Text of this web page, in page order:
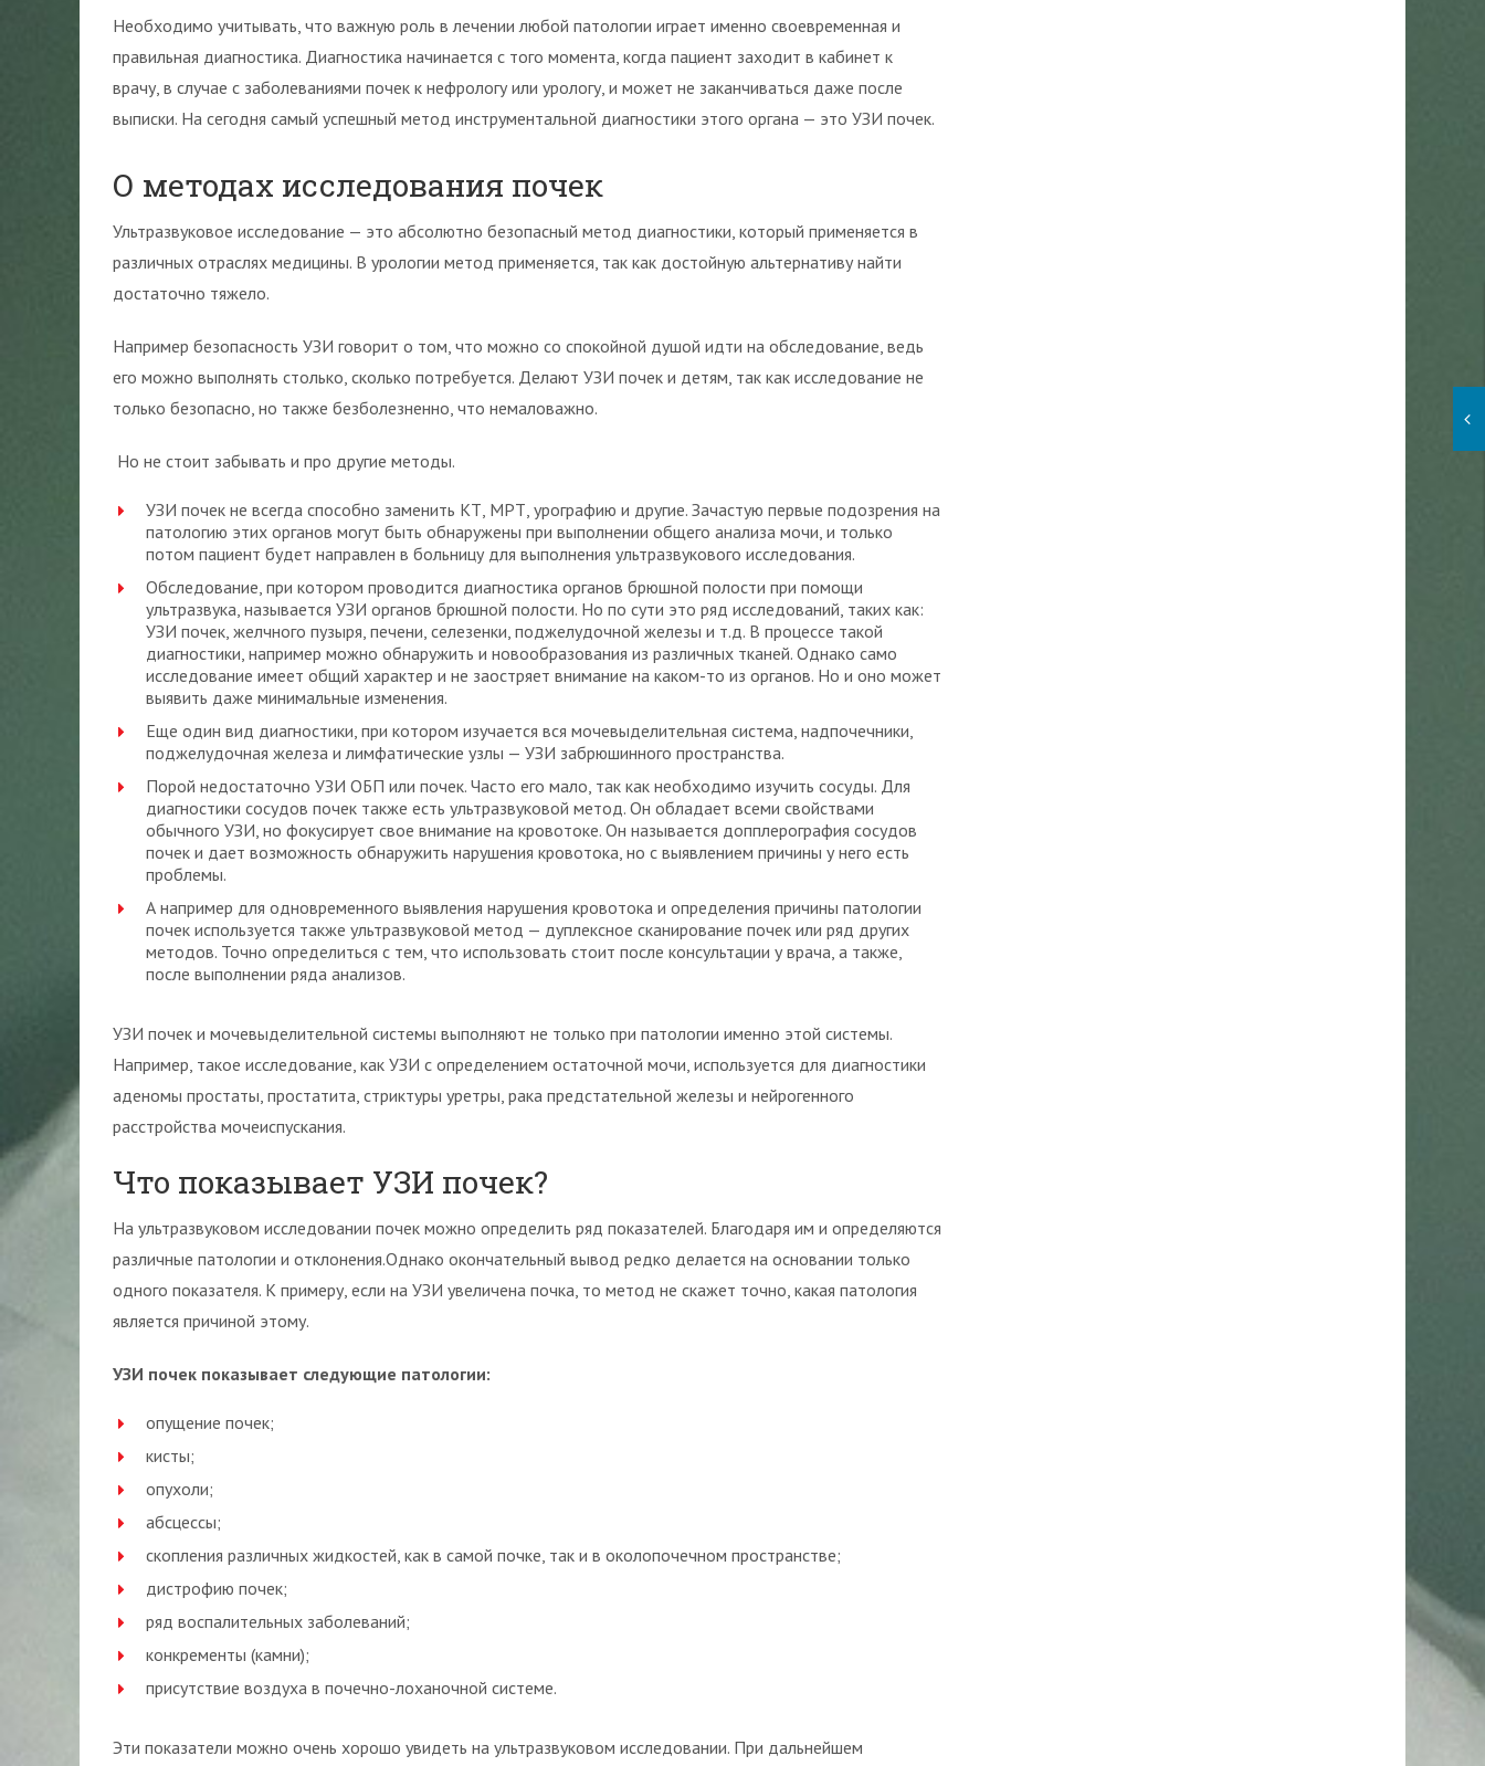
Необходимо учитывать, что важную роль в лечении любой патологии играет именно своевременная и
правильная диагностика. Диагностика начинается с того момента, когда пациент заходит в кабинет к
врачу, в случае с заболеваниями почек к нефрологу или урологу, и может не заканчиваться даже после
выписки. На сегодня самый успешный метод инструментальной диагностики этого органа — это УЗИ почек.
О методах исследования почек
Ультразвуковое исследование — это абсолютно безопасный метод диагностики, который применяется в
различных отраслях медицины. В урологии метод применяется, так как достойную альтернативу найти
достаточно тяжело.
Например безопасность УЗИ говорит о том, что можно со спокойной душой идти на обследование, ведь
его можно выполнять столько, сколько потребуется. Делают УЗИ почек и детям, так как исследование не
только безопасно, но также безболезненно, что немаловажно.
Но не стоит забывать и про другие методы.
УЗИ почек не всегда способно заменить КТ, МРТ, урографию и другие. Зачастую первые подозрения на
патологию этих органов могут быть обнаружены при выполнении общего анализа мочи, и только
потом пациент будет направлен в больницу для выполнения ультразвукового исследования.
Обследование, при котором проводится диагностика органов брюшной полости при помощи
ультразвука, называется УЗИ органов брюшной полости. Но по сути это ряд исследований, таких как:
УЗИ почек, желчного пузыря, печени, селезенки, поджелудочной железы и т.д. В процессе такой
диагностики, например можно обнаружить и новообразования из различных тканей. Однако само
исследование имеет общий характер и не заостряет внимание на каком-то из органов. Но и оно может
выявить даже минимальные изменения.
Еще один вид диагностики, при котором изучается вся мочевыделительная система, надпочечники,
поджелудочная железа и лимфатические узлы — УЗИ забрюшинного пространства.
Порой недостаточно УЗИ ОБП или почек. Часто его мало, так как необходимо изучить сосуды. Для
диагностики сосудов почек также есть ультразвуковой метод. Он обладает всеми свойствами
обычного УЗИ, но фокусирует свое внимание на кровотоке. Он называется допплерография сосудов
почек и дает возможность обнаружить нарушения кровотока, но с выявлением причины у него есть
проблемы.
А например для одновременного выявления нарушения кровотока и определения причины патологии
почек используется также ультразвуковой метод — дуплексное сканирование почек или ряд других
методов. Точно определиться с тем, что использовать стоит после консультации у врача, а также,
после выполнении ряда анализов.
УЗИ почек и мочевыделительной системы выполняют не только при патологии именно этой системы.
Например, такое исследование, как УЗИ с определением остаточной мочи, используется для диагностики
аденомы простаты, простатита, стриктуры уретры, рака предстательной железы и нейрогенного
расстройства мочеиспускания.
Что показывает УЗИ почек?
На ультразвуковом исследовании почек можно определить ряд показателей. Благодаря им и определяются
различные патологии и отклонения.Однако окончательный вывод редко делается на основании только
одного показателя. К примеру, если на УЗИ увеличена почка, то метод не скажет точно, какая патология
является причиной этому.
УЗИ почек показывает следующие патологии:
опущение почек;
кисты;
опухоли;
абсцессы;
скопления различных жидкостей, как в самой почке, так и в околопочечном пространстве;
дистрофию почек;
ряд воспалительных заболеваний;
конкременты (камни);
присутствие воздуха в почечно-лоханочной системе.
Эти показатели можно очень хорошо увидеть на ультразвуковом исследовании. При дальнейшем